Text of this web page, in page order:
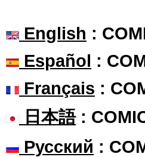
English :
Español :
Français :
日本語:
Русский :